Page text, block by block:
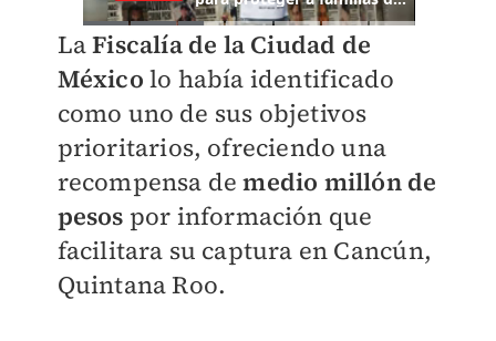
LaFiscalía de la Ciudad de
México lo había identificado
como uno de sus objetivos
prioritarios, ofreciendo una
recompensa demedio millón de
pesos por información que
facilitara su captura en Cancún,
Quintana Roo.